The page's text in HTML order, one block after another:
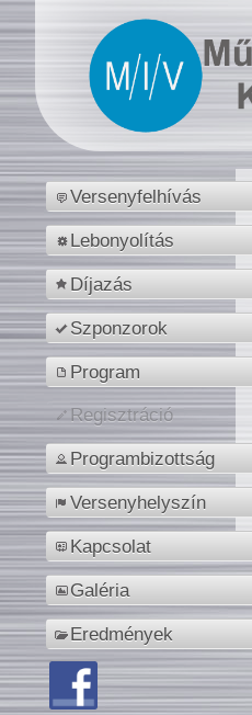
Versenyfelhívás
Lebonyolítás
Díjazás
Szponzorok
Program
Regisztráció
Programbizottság
Versenyhelyszín
Kapcsolat
Galéria
Eredmények